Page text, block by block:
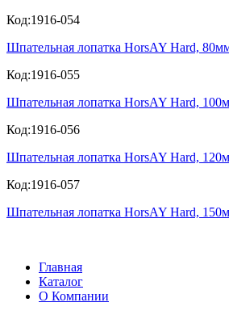
Код:1916-054
Шпательная лопатка HorsAY Hard,
Код:1916-055
Шпательная лопатка HorsAY Hard,
Код:1916-056
Шпательная лопатка HorsAY Hard,
Код:1916-057
Шпательная лопатка HorsAY Hard,
Главная
Каталог
О Компании